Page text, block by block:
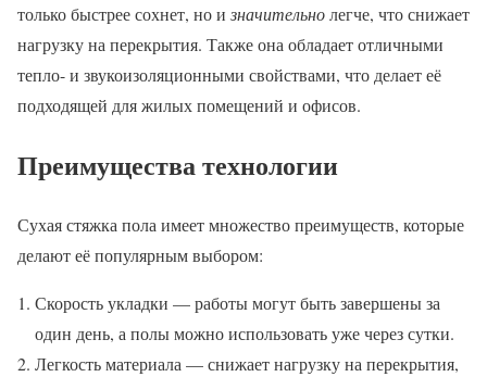
только быстрее сохнет, но и значительнолегче, что снижает
нагрузку на перекрытия. Также она обладает отличными
тепло- и звукоизоляционными свойствами, что делает её
подходящей для жилых помещений и офисов.
Преимущества технологии
Сухая стяжка пола имеет множество преимуществ, которые
делают её популярным выбором:
Скорость укладки — работы могут быть завершены за
один день, а полы можно использовать уже через сутки.
Легкость материала — снижает нагрузку на перекрытия,